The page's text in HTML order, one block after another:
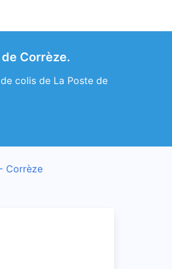
Corrèze.
colis de La Poste de
Corrèze